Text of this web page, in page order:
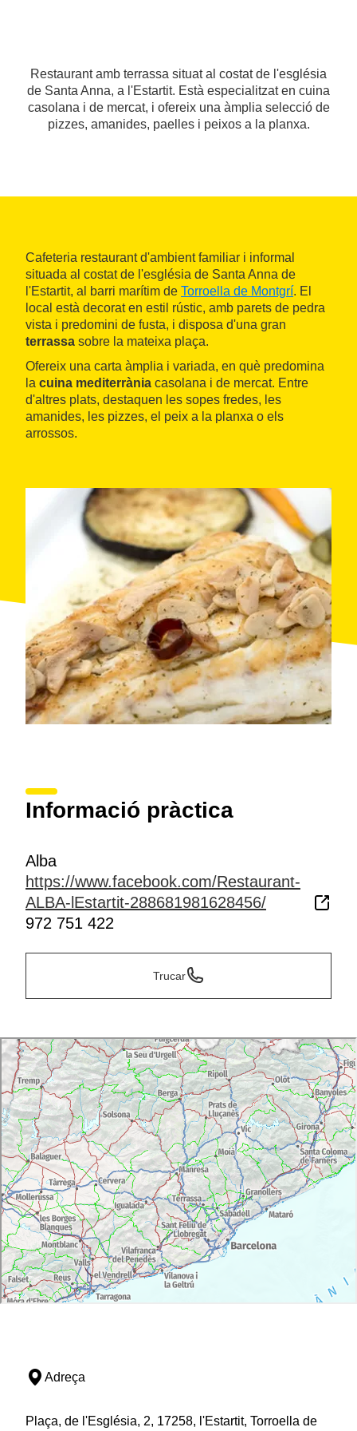
Restaurant amb terrassa situat al costat de l'església
de Santa Anna, a l'Estartit. Està especialitzat en cuina
casolana i de mercat, i ofereix una àmplia selecció de
pizzes, amanides, paelles i peixos a la planxa.
Cafeteria restaurant d'ambient familiar i informal
situada al costat de l'església de Santa Anna de
l'Estartit, al barri marítim de Torroella de Montgrí. El
local està decorat en estil rústic, amb parets de pedra
vista i predomini de fusta, i disposa d'una gran
terrassa sobre la mateixa plaça.
Ofereix una carta àmplia i variada, en què predomina
la cuina mediterrània casolana i de mercat. Entre
d'altres plats, destaquen les sopes fredes, les
amanides, les pizzes, el peix a la planxa o els
arrossos.
Informació pràctica
Alba
https://www.facebook.com/Restaurant-
ALBA-lEstartit-288681981628456/
972 751 422
Trucar
Adreça
Plaça, de l'Església, 2, 17258, l'Estartit, Torroella de